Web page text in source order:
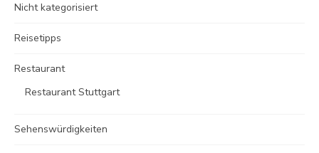
Nicht kategorisiert
Reisetipps
Restaurant
Restaurant Stuttgart
Sehenswürdigkeiten